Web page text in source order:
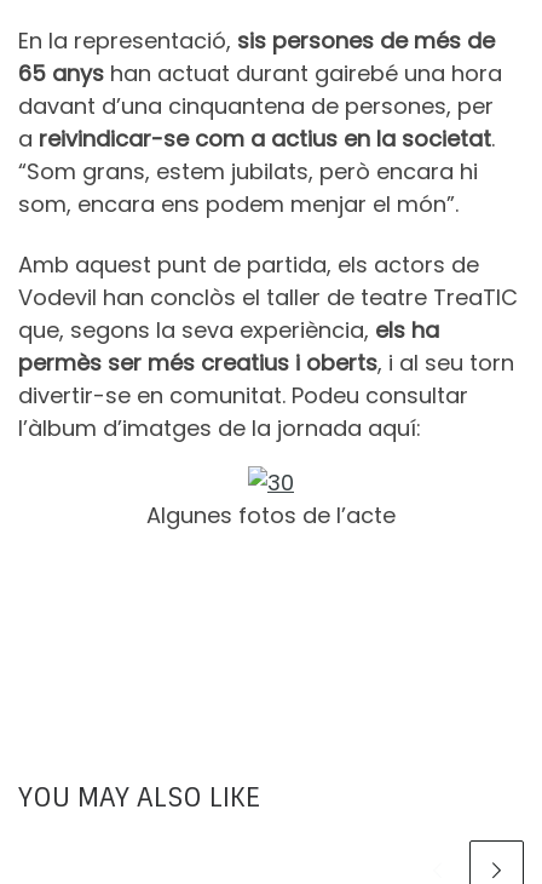
En la representació, sis persones de més de
65 anys han actuat durant gairebé una hora
davant d’una cinquantena de persones, per
a reivindicar-se com a actius en la societat.
“Som grans, estem jubilats, però encara hi
som, encara ens podem menjar el món”.
Amb aquest punt de partida, els actors de
Vodevil han conclòs el taller de teatre TreaTIC
que, segons la seva experiència, els ha
permès ser més creatius i oberts, i al seu torn
divertir-se en comunitat. Podeu consultar
l’àlbum d’imatges de la jornada aquí:
Algunes fotos de l’acte
YOU MAY ALSO LIKE